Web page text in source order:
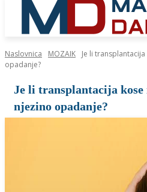
Naslovnica MOZAIK
Je li
opadanje?
Je li transplantacija
njezino opadanje?